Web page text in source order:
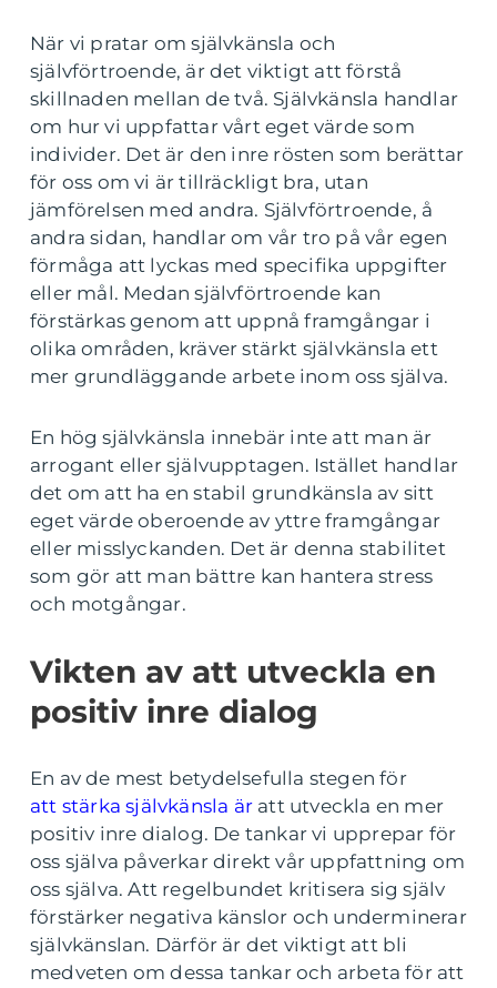
När vi pratar om självkänsla och
självförtroende, är det viktigt att förstå
skillnaden mellan de två. Självkänsla handlar
om hur vi uppfattar vårt eget värde som
individer. Det är den inre rösten som berättar
för oss om vi är tillräckligt bra, utan
jämförelsen med andra. Självförtroende, å
andra sidan, handlar om vår tro på vår egen
förmåga att lyckas med specifika uppgifter
eller mål. Medan självförtroende kan
förstärkas genom att uppnå framgångar i
olika områden, kräver stärkt självkänsla ett
mer grundläggande arbete inom oss själva.
En hög självkänsla innebär inte att man är
arrogant eller självupptagen. Istället handlar
det om att ha en stabil grundkänsla av sitt
eget värde oberoende av yttre framgångar
eller misslyckanden. Det är denna stabilitet
som gör att man bättre kan hantera stress
och motgångar.
Vikten av att utveckla en
positiv inre dialog
En av de mest betydelsefulla stegen för
att stärka självkänsla är att utveckla en mer
positiv inre dialog. De tankar vi upprepar för
oss själva påverkar direkt vår uppfattning om
oss själva. Att regelbundet kritisera sig själv
förstärker negativa känslor och underminerar
självkänslan. Därför är det viktigt att bli
medveten om dessa tankar och arbeta för att